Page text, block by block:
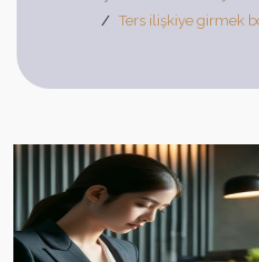
Ters ilişkiye girmek